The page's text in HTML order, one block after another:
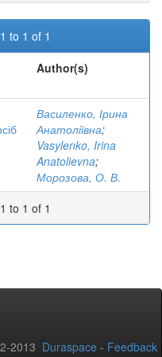
to 1 of 1
Author(s)
Василенко, Ірина
Анатоліївна;
Vasylenko, Irina
Anatolievna;
Морозова, О. В.
to 1 of 1
2013 Duraspace - Feedback